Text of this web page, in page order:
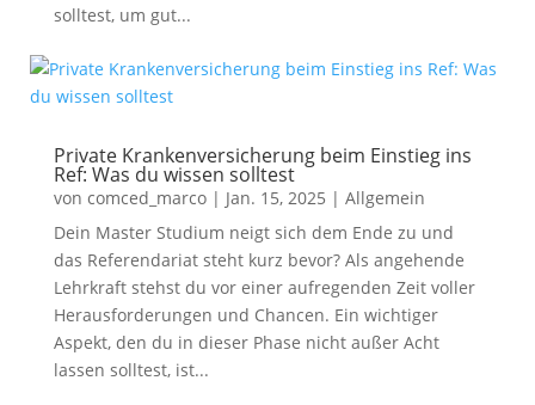
solltest, um gut...
Private Krankenversicherung beim Einstieg ins
Ref: Was du wissen solltest
von comced_marco| Jan. 15, 2025 | Allgemein
Dein Master Studium neigt sich dem Ende zu und
das Referendariat steht kurz bevor? Als angehende
Lehrkraft stehst du vor einer aufregenden Zeit voller
Herausforderungen und Chancen. Ein wichtiger
Aspekt, den du in dieser Phase nicht außer Acht
lassen solltest, ist...